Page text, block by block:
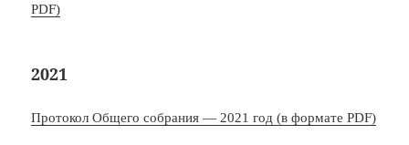
PDF)
2021
Протокол Общего собрания — 2021 год (в формате PDF)